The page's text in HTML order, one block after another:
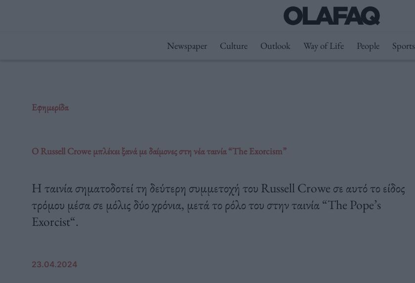
Newspaper Culture Outlook Way of Life People Sports
Εφημερίδα
O Russell Crowe μπλέκει ξανά με δαίμονες στη νέα ταινία “The Exorcism”
Η ταινία σηματοδοτεί τη δεύτερη συμμετοχή του Russell Crowe σε αυτό το είδος
τρόμου μέσα σε μόλις δύο χρόνια, μετά το ρόλο του στην ταινία “The Pope’s
Exorcist“.
23.04.2024